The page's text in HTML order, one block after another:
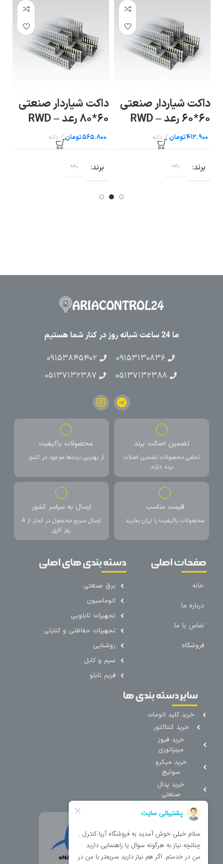
داکت شیاردار صنعتی
۶۰*۶۰ رعد – RWD
60×۶۰تومان
برند رعد
داکت شیاردار صنعتی
۶۰*۸۰ رعد – RWD
80×۶۰تومان
برند رعد
ما 24 ساعت شبانه روز در کنار شما هستیم
۰۹۱۵۳۱۳۰۸۳۶
۰۹۱۵۳۸۴۵۴۰۲
۰۵۱۳۷۱۳۲۳۸۸
۰۵۱۳۷۱۳۲۳۸۷
تضمین اصالت برند
تمامی محصولات تضمین اصلات
برند دارند
محصولات باکیفیت
از بهترین برندها موجود در کشور
قیمت مناسب
محصولات باکیفیت را ارزان بخرید
ارسال به سراسر کشور
ارسال سریع محصول در کمتر از 4
روز کاری
صفحات اصلی
خانه
درباره ما
تماس با ما
فروشگاه
دسته بندی های اصلی
برق صنعتی
اتوماسیون
تجهیزات تابلویی
تجهیزات حفاظتی و کنترلی
روشنایی
سیم و کابل
فریم تابلو
سایر دسته بندی ها
خرید کلید اتومات
خرید کنتاکتور
خرید فیوز
مینیاتوری
خرید میکرو
سوئیچ
خرید پدال
صنعتی